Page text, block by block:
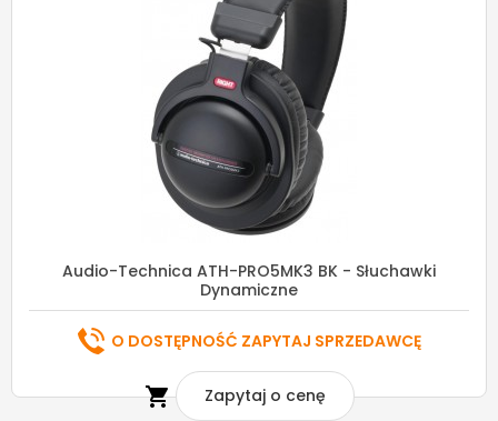
Audio-Technica ATH-PRO5MK3 BK - Słuchawki
Dynamiczne
O DOSTĘPNOŚĆ ZAPYTAJ SPRZEDAWCĘ
 Zapytaj o cenę